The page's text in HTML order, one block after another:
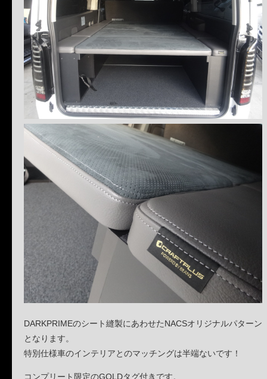
DARKPRIMEのシート縫製にあわせたNACSオリジナルパターン
となります。
特別仕様車のインテリアとのマッチングは半端ないです！
コンプリート限定のGOLDタグ付きです。